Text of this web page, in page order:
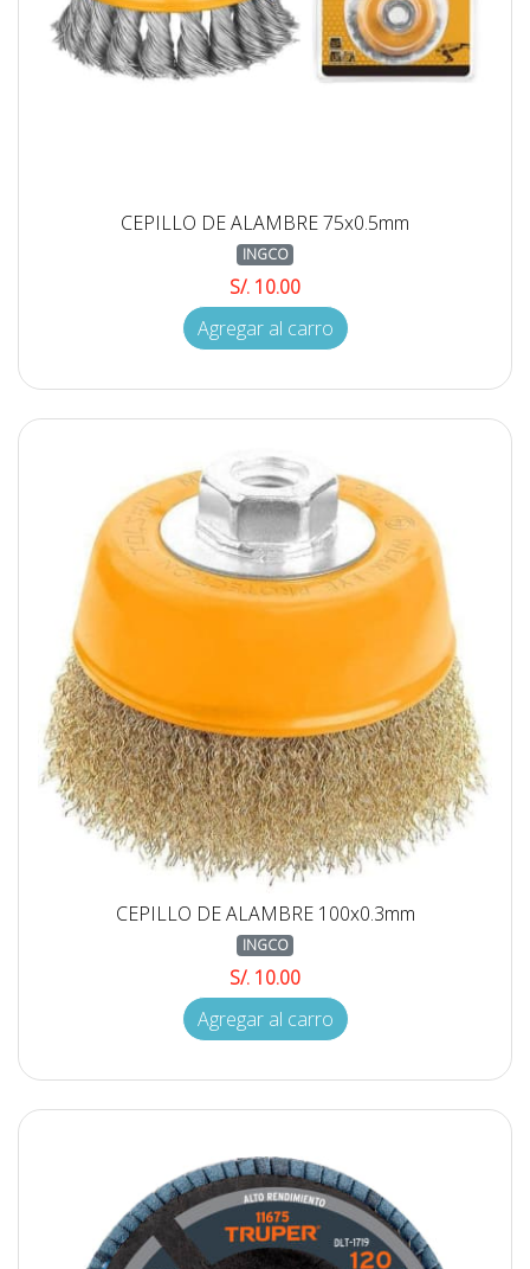
CEPILLO DE ALAMBRE 75x0.5mm
INGCO
S/. 10.00
Agregar al carro
CEPILLO DE ALAMBRE 100x0.3mm
INGCO
S/. 10.00
Agregar al carro